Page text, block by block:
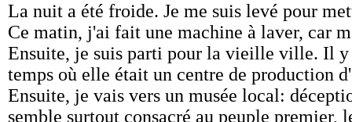
La nuit a été froide. Je me suis levé pour
Ce matin, j'ai fait une machine à laver, car
Ensuite, je suis parti pour la vieille ville. Il y
temps où elle était un centre de production
Ensuite, je vais vers un musée local:
semble surtout consacré au peuple premier,